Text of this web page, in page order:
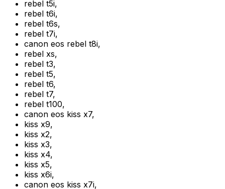
rebel t5i,
rebel t6i,
rebel t6s,
rebel t7i,
canon eos rebel t8i,
rebel xs,
rebel t3,
rebel t5,
rebel t6,
rebel t7,
rebel t100,
canon eos kiss x7,
kiss x9,
kiss x2,
kiss x3,
kiss x4,
kiss x5,
kiss x6i,
canon eos kiss x7i,